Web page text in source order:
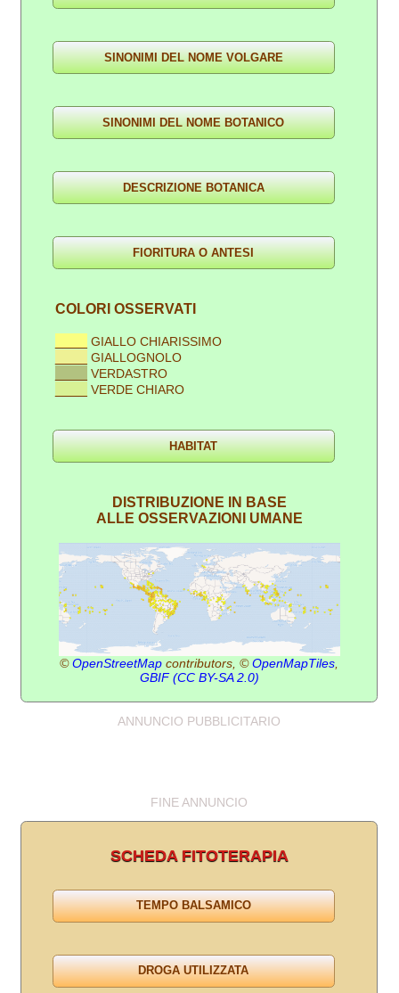
COLORI OSSERVATI
GIALLO CHIARISSIMO
GIALLOGNOLO
VERDASTRO
VERDE CHIARO
DISTRIBUZIONE IN BASE
ALLE OSSERVAZIONI UMANE
©OpenStreetMap contributors, ©OpenMapTiles
GBIF (CC BY-SA 2.0)
ANNUNCIO PUBBLICITARIO
FINE ANNUNCIO
SCHEDA FITOTERAPIA